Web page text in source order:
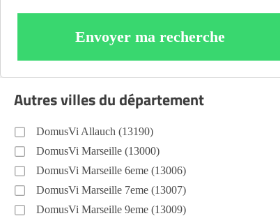
Envoyer ma recherche
Autres villes du département
DomusVi Allauch (13190)
DomusVi Marseille (13000)
DomusVi Marseille 6eme (13006)
DomusVi Marseille 7eme (13007)
DomusVi Marseille 9eme (13009)